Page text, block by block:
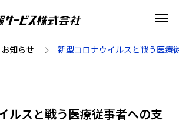
お知らせ 新型コロナウイルスと戦う医療
ルスと戦う医療従事者への支